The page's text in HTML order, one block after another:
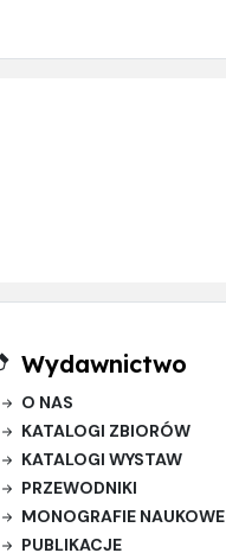
Wydawnictwo
O NAS
KATALOGI ZBIORÓW
KATALOGI WYSTAW
PRZEWODNIKI
MONOGRAFIE NAUKOWE
PUBLIKACJE